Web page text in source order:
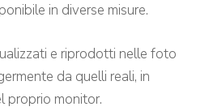
in diverse misure.
e riprodotti nelle foto
da quelli reali, in
proprio monitor.